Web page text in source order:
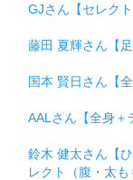
GJさん【セレク
藤田 夏輝さん【足
国本 賢日さん【
AALさん【全身＋
鈴木 健太さん【
レクト（腹・太も